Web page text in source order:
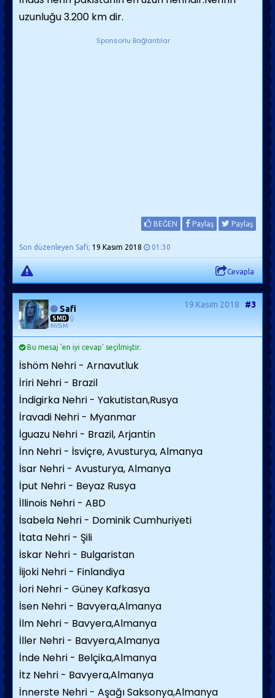
uzunluğu 3.200 km dir.
Sponsorlu Bağlantılar
BEĞEN Paylaş Paylaş
Son düzenleyen Safi; 19 Kasım 2018 01:30
Cevapla
Safi
SMD
MiSiM
19 Kasım 2018 #3
Bu mesaj 'en iyi cevap' seçilmiştir.
İshöm Nehri - Arnavutluk
İriri Nehri - Brazil
İndigirka Nehri - Yakutistan,Rusya
İravadi Nehri - Myanmar
İguazu Nehri - Brazil, Arjantin
İnn Nehri - İsviçre, Avusturya, Almanya
İsar Nehri - Avusturya, Almanya
İput Nehri - Beyaz Rusya
İllinois Nehri - ABD
İsabela Nehri - Dominik Cumhuriyeti
İtata Nehri - Şili
İskar Nehri - Bulgaristan
İijoki Nehri - Finlandiya
İori Nehri - Güney Kafkasya
İsen Nehri - Bavyera,Almanya
İlm Nehri - Bavyera,Almanya
İller Nehri - Bavyera,Almanya
İnde Nehri - Belçika,Almanya
İtz Nehri - Bavyera,Almanya
İnnerste Nehri - Aşağı Saksonya,Almanya